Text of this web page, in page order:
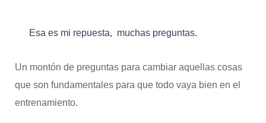
Esa es mi repuesta, muchas preguntas.
Un montón de preguntas para cambiar aquellas cosas
que son fundamentales para que todo vaya bien en el
entrenamiento.